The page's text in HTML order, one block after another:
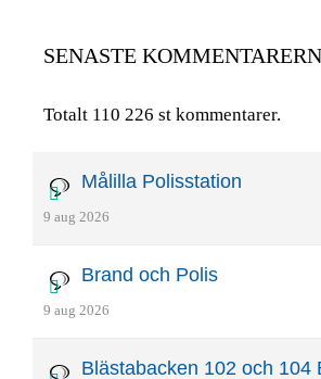
SENASTE
Totalt 110 226 st kommentarer.
Målilla Polisstation
9 aug 2026
Brand och Polis
9 aug 2026
Blästabacken 102 och 104